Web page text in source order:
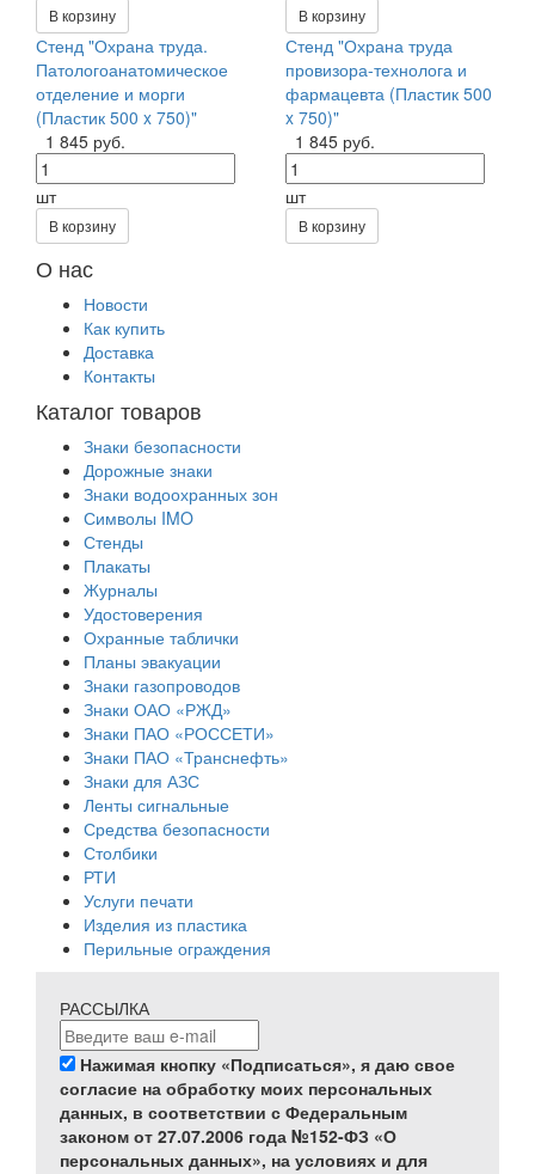
В корзину В корзину
Стенд "Охрана труда.
Патологоанатомическое
отделение и морги
(Пластик 500 x 750)"
1 845 руб.
шт
В корзину
Стенд "Охрана труда
провизора-технолога и
фармацевта (Пластик 500
x 750)"
1 845 руб.
шт
В корзину
О нас
Новости
Как купить
Доставка
Контакты
Каталог товаров
Знаки безопасности
Дорожные знаки
Знаки водоохранных зон
Символы IMO
Стенды
Плакаты
Журналы
Удостоверения
Охранные таблички
Планы эвакуации
Знаки газопроводов
Знаки ОАО «РЖД»
Знаки ПАО «РОССЕТИ»
Знаки ПАО «Транснефть»
Знаки для АЗС
Ленты сигнальные
Средства безопасности
Столбики
РТИ
Услуги печати
Изделия из пластика
Перильные ограждения
РАССЫЛКА
Нажимая кнопку «Подписаться», я даю свое
согласие на обработку моих персональных
данных, в соответствии с Федеральным
законом от 27.07.2006 года №152-ФЗ «О
персональных данных», на условиях и для